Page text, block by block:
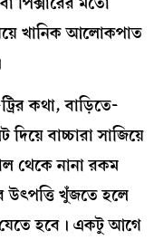
খানিক আলোকপাত
কথা, বাড়িতে-
বাচ্চারা সাজিয়ে
থেকে নানা রকম
উৎপত্তি খুঁজতে হলে
যেতে হবে। একটু আগে